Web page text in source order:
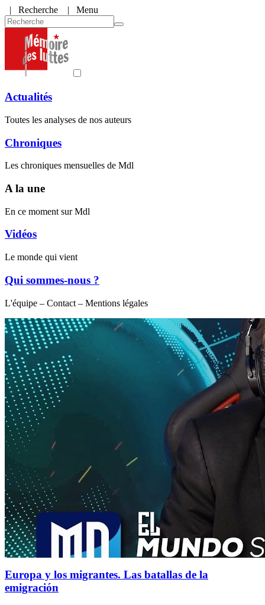
| Recherche | Menu
Actualités
Toutes les analyses de nos auteurs
Chroniques
Les chroniques mensuelles de Mdl
A la une
En ce moment sur Mdl
Vidéos
Le monde qui vient
Qui sommes-nous ?
L'équipe – Contact – Mentions légales
Europa y los migrantes. Las batallas de la
emigración